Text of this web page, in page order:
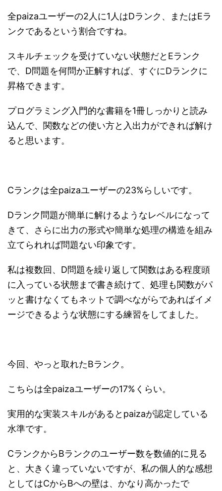
全paizaユーザーの2人に1人はDランク、またはEラ
ンクであるという割合ですね。
スキルチェックを受けていない状態だとEランク
で、D問題を何問か正解すれば、すぐにDランクに
昇格できます。
プログラミング入門的な書籍を1冊しっかりと読み
込んで、関数などの使い方と入出力ができれば解け
ると思います。
Cランクは全paizaユーザーの23%らしいです。
Dランク問題が簡単に解けるようなレベルになって
きて、さらに出力の形式や簡単な処理の構造を組み
立てられれば問題ない印象です。
私は複数回、D問題を繰り返して関数はある程度頭
に入っている状態まで書き続けて、処理も関数がパ
ッと書けなくてもネットで調べながらであればイメ
ージできるような状態にする練習をしてました。
今回、やっと取れたBランク。
こちらは全paizaユーザーの17%くらい。
実用的な実装スキルがあるとpaizaが認定している
水準です。
CランクからBランクのユーザー数を数値的に見る
と、大きく違っていないですが、私の個人的な感想
としてはCからBへの壁は、かなり高かったで